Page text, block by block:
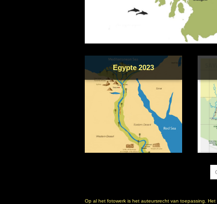
Egypte 2023
Op al het fotowerk is het auteursrecht van toepassing.